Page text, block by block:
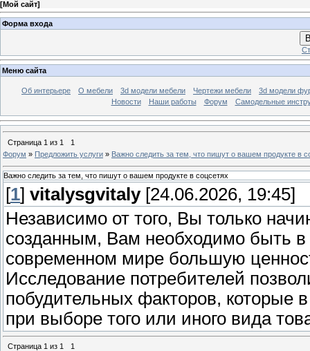
[Мой сайт]
Форма входа
Меню сайта
Об интерьере О мебели 3d модели мебели Чертежи мебели
3d модели
Новости
Наши работы Форум Самодельные
Страница 1 из 1
1
Форум » Предложить услуги » Важно следить за тем, что пишут о вашем продукте в
Важно следить за тем, что пишут о вашем продукте в соцсетях
[1] vitalysgvitaly[24.06.2026, 19:45]
Независимо от того, Вы только
созданным, Вам необходимо быть в
современном мире большую
Исследование потребителей
побудительных факторов, которые
при выборе того или иного вида
Страница 1 из 1 1